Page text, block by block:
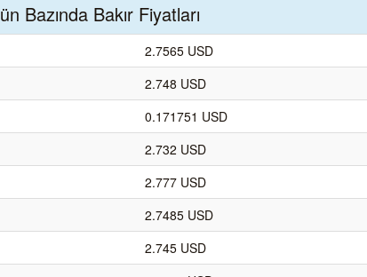
Bazında Bakır Fiyatları
2.7565 USD
2.748 USD
0.171751 USD
2.732 USD
2.777 USD
2.7485 USD
2.745 USD